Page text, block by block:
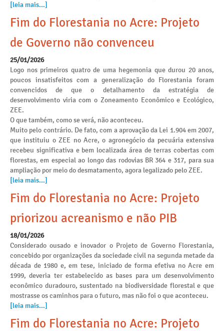
[leia mais...]
Fim do Florestania no Acre: Projeto
de Governo não convenceu
25/01/2026
Logo nos primeiros quatro de uma hegemonia que durou 20 anos,
poucos insatisfeitos com a generalização do Florestania foram
convencidos de que o detalhamento da estratégia de
desenvolvimento viria com o Zoneamento Econômico e Ecológico,
ZEE.
O que também, como se verá, não aconteceu.
Muito pelo contrário. De fato, com a aprovação da Lei 1.904 em 2007,
que instituiu o ZEE no Acre, o agronegócio da pecuária extensiva
recebeu significativa e bem localizada área de terras cobertas com
florestas, em especial ao longo das rodovias BR 364 e 317, para sua
ampliação por meio do desmatamento, agora legalizado pelo ZEE.
[leia mais...]
Fim do Florestania no Acre: Projeto
priorizou acreanismo e não PIB
18/01/2026
Considerado ousado e inovador o Projeto de Governo Florestania,
concebido por organizações da sociedade civil na segunda metade da
década de 1980 e, em tese, iniciado de forma efetiva no Acre em
1999, deveria ter estabelecido as bases para um desenvolvimento
econômico duradouro, sustentado na biodiversidade florestal e que
mostrasse os caminhos para o futuro, mas não foi o que aconteceu.
[leia mais...]
Fim do Florestania no Acre: Projeto